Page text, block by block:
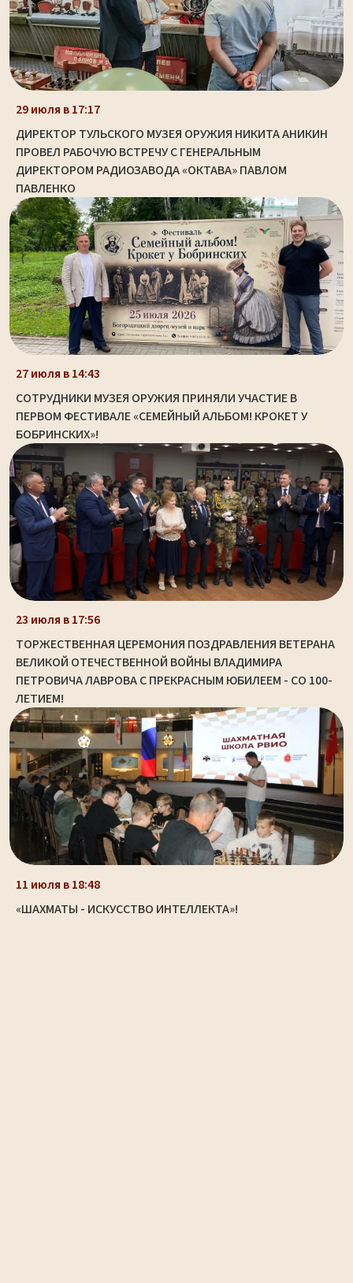
29 июля в 17:17
ДИРЕКТОР ТУЛЬСКОГО МУЗЕЯ ОРУЖИЯ НИКИТА АНИКИН
ПРОВЕЛ РАБОЧУЮ ВСТРЕЧУ С ГЕНЕРАЛЬНЫМ
ДИРЕКТОРОМ РАДИОЗАВОДА «ОКТАВА» ПАВЛОМ
ПАВЛЕНКО
27 июля в 14:43
СОТРУДНИКИ МУЗЕЯ ОРУЖИЯ ПРИНЯЛИ УЧАСТИЕ В
ПЕРВОМ ФЕСТИВАЛЕ «СЕМЕЙНЫЙ АЛЬБОМ! КРОКЕТ У
БОБРИНСКИХ»!
23 июля в 17:56
ТОРЖЕСТВЕННАЯ ЦЕРЕМОНИЯ ПОЗДРАВЛЕНИЯ ВЕТЕРАНА
ВЕЛИКОЙ ОТЕЧЕСТВЕННОЙ ВОЙНЫ ВЛАДИМИРА
ПЕТРОВИЧА ЛАВРОВА С ПРЕКРАСНЫМ ЮБИЛЕЕМ - СО 100-
ЛЕТИЕМ!
11 июля в 18:48
«ШАХМАТЫ - ИСКУССТВО ИНТЕЛЛЕКТА»!